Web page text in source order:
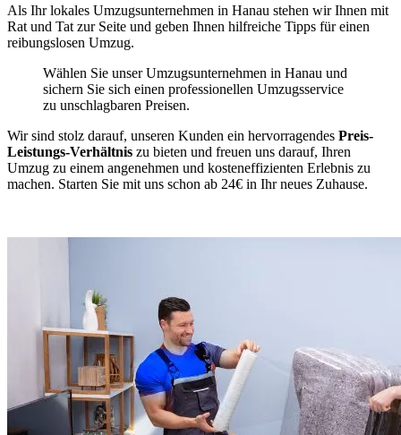
Als Ihr lokales Umzugsunternehmen in Hanau stehen wir Ihnen mit
Rat und Tat zur Seite und geben Ihnen hilfreiche Tipps für einen
reibungslosen Umzug.
Wählen Sie unser Umzugsunternehmen in Hanau und
sichern Sie sich einen professionellen Umzugsservice
zu unschlagbaren Preisen.
Wir sind stolz darauf, unseren Kunden ein hervorragendes Preis-
Leistungs-Verhältnis zu bieten und freuen uns darauf, Ihren
Umzug zu einem angenehmen und kosteneffizienten Erlebnis zu
machen. Starten Sie mit uns schon ab 24€ in Ihr neues Zuhause.